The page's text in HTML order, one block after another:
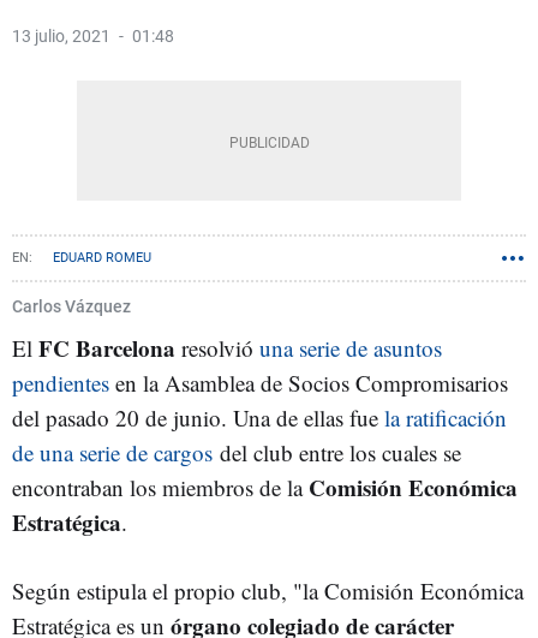
13 julio, 2021 01:48
EDUARD ROMEU
Carlos Vázquez
El FC Barcelona resolvió una serie de asuntos
pendientes en la Asamblea de Socios Compromisarios
del pasado 20 de junio. Una de ellas fue la ratificación
de una serie de cargos del club entre los cuales se
encontraban los miembros de la Comisión Económica
Estratégica.
Según estipula el propio club, "la Comisión Económica
Estratégica es un órgano colegiado de carácter